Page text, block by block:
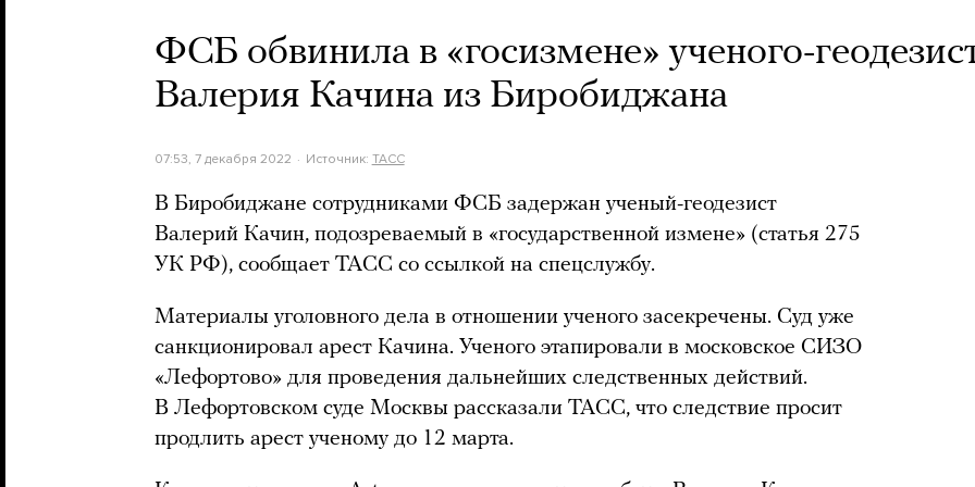
ФСБ обвинила в «госизмене» ученого-
Валерия Качина из Биробиджана
07:53, 7 декабря 2022 Источник: ТАСС
В Биробиджане сотрудниками ФСБ задержан ученый-геодезист
Валерий Качин, подозреваемый в «государственной измене» (статья 275
УК РФ), сообщает ТАСС со ссылкой на спецслужбу.
Материалы уголовного дела в отношении ученого засекречены. Суд уже
санкционировал арест Качина. Ученого этапировали в московское СИЗО
«Лефортово» для проведения дальнейших следственных действий.
В Лефортовском суде Москвы рассказали ТАСС, что следствие просит
продлить арест ученому до 12 марта.